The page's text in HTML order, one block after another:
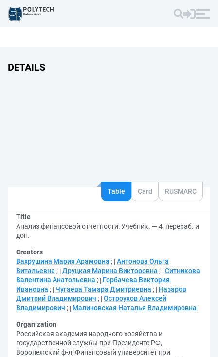
DETAILS
Table Card RUSMARC
Title
Анализ финансовой отчетности: Учебник. — 4, перераб. и
доп.
Creators
Вахрушина Мария Арамовна ; Антонова Ольга
Витальевна ; Друцкая Марина Викторовна ; Ситникова
Валентина Анатольевна ;
Горбачева Виктория
Ивановна ; Чугаева Тамара Дмитриевна ;
Назаров
Дмитрий Владимирович ; Остроухов Алексей
Владимирович ; Малиновская Наталья Владимировна
Organization
Российская академия народного хозяйства и
государственной службы при Президенте РФ,
Воронежский ф-л;Финансовый университет при